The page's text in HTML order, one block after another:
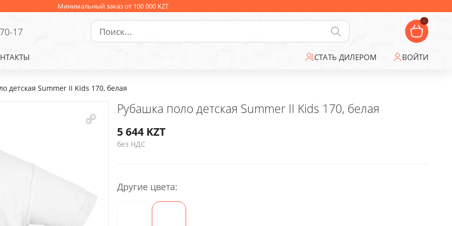
Минимальный заказ от 100 000 KZT
17
-
СТАТЬ ДИЛЕРОМ ВОЙТИ
детская Summer II Kids 170, белая
Рубашка поло детская Summer II Kids 170, белая
5 644 KZT
без НДС
Другие цвета: